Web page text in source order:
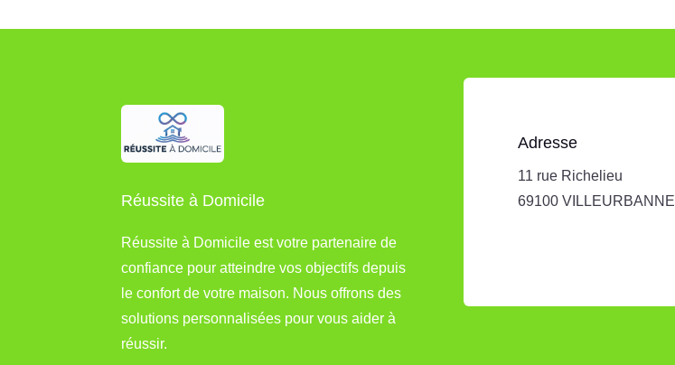
Réussite à Domicile
Réussite à Domicile est votre partenaire de
confiance pour atteindre vos objectifs depuis
le confort de votre maison. Nous offrons des
solutions personnalisées pour vous aider à
réussir.
Adresse
11 rue Richelieu
69100 VILLEURBANNE